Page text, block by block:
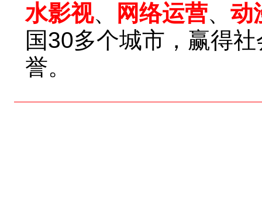
水影视、 网络运营、 动
国30多个城市，赢得
誉。